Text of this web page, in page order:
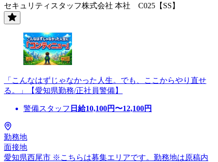
セキュリティスタッフ株式会社 本社 C025【SS】
「こんなはずじゃなかった人生。でも、ここからやり直せ
る。」【愛知県勤務/正社員警備】
警備スタッフ 日給10,100円〜12,100円
勤務地
面接地
愛知県西尾市 ※こちらは募集エリアです。勤務地は原稿内